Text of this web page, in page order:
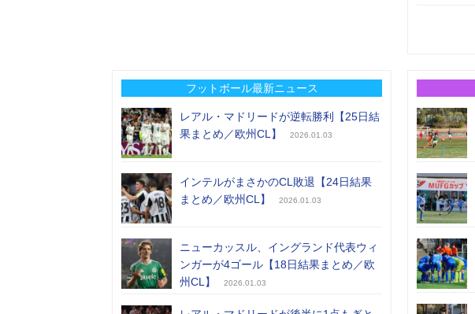
フットボール最新ニュース
レアル・マドリードが逆転勝利【25日結
果まとめ／欧州CL】
2026.01.03
インテルがまさかのCL敗退【24日結果
まとめ／欧州CL】
2026.01.03
ニューカッスル、イングランド代表ウィ
ンガーが4ゴール【18日結果まとめ／欧
州CL】
2026.01.03